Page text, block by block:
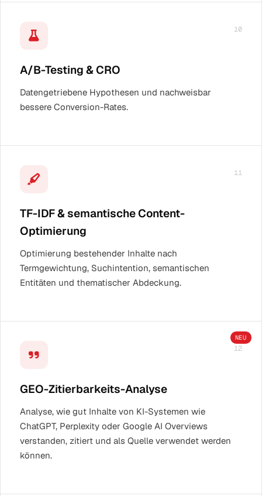
10
A/B-Testing & CRO
Datengetriebene Hypothesen und nachweisbar
bessere Conversion-Rates.
11
TF-IDF & semantische Content-
Optimierung
Optimierung bestehender Inhalte nach
Termgewichtung, Suchintention, semantischen
Entitäten und thematischer Abdeckung.
NEU
12
GEO-Zitierbarkeits-Analyse
Analyse, wie gut Inhalte von KI-Systemen wie
ChatGPT, Perplexity oder Google AI Overviews
verstanden, zitiert und als Quelle verwendet werden
können.